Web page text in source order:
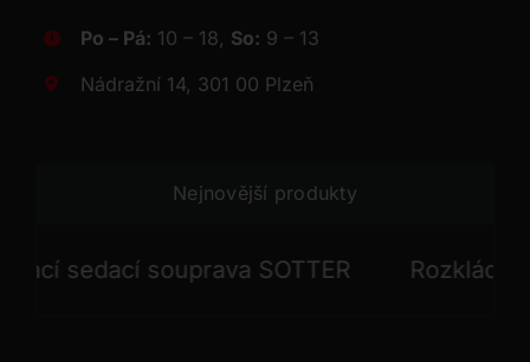
Po – Pá: 10 – 18, So: 9 – 13
Nádražní 14, 301 00 Plzeň
Nejnovější produkty
sedací souprava SOTTER Rozkládací